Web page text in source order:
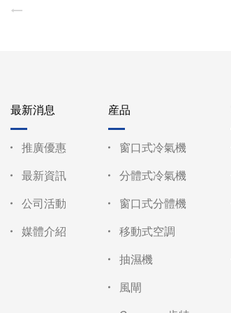
最新消息
推廣優惠
最新資訊
公司活動
媒體介紹
産品
窗口式冷氣機
分體式冷氣機
窗口式分體機
移動式空調
抽濕機
風閘